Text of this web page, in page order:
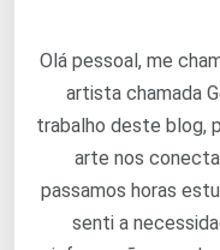
Olá pessoal, me
artista chamada
trabalho deste blog,
arte nos
passamos horas
senti a